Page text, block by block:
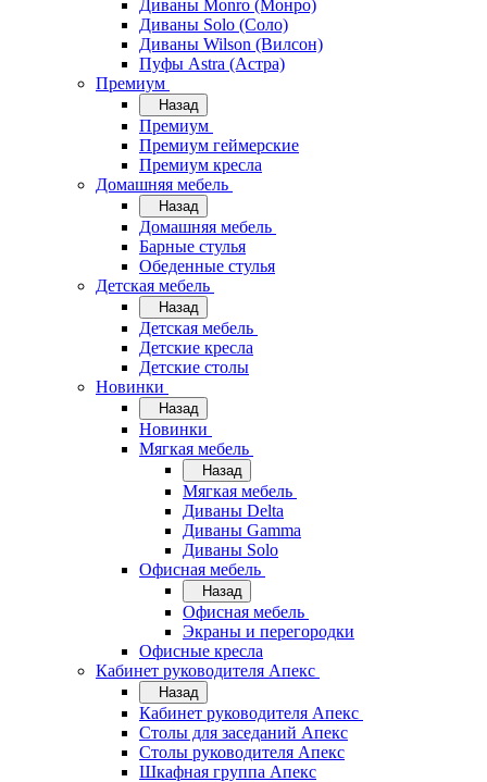
Диваны Monro (Монро)
Диваны Solo (Соло)
Диваны Wilson (Вилсон)
Пуфы Astra (Астра)
Премиум
Назад
Премиум
Премиум геймерские
Премиум кресла
Домашняя мебель
Назад
Домашняя мебель
Барные стулья
Обеденные стулья
Детская мебель
Назад
Детская мебель
Детские кресла
Детские столы
Новинки
Назад
Новинки
Мягкая мебель
Назад
Мягкая мебель
Диваны Delta
Диваны Gamma
Диваны Solo
Офисная мебель
Назад
Офисная мебель
Экраны и перегородки
Офисные кресла
Кабинет руководителя Апекс
Назад
Кабинет руководителя Апекс
Столы для заседаний Апекс
Столы руководителя Апекс
Шкафная группа Апекс